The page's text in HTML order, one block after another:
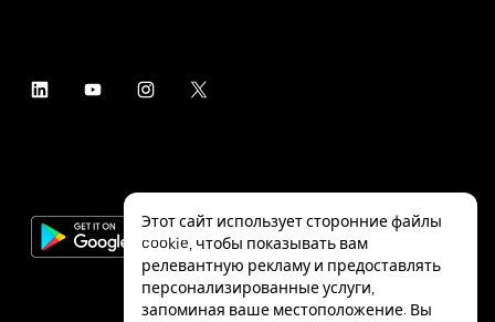
Этот сайт использует сторонние файлы
cookie, чтобы показывать вам
релевантную рекламу и предоставлять
персонализированные услуги,
запоминая ваше местоположение. Вы